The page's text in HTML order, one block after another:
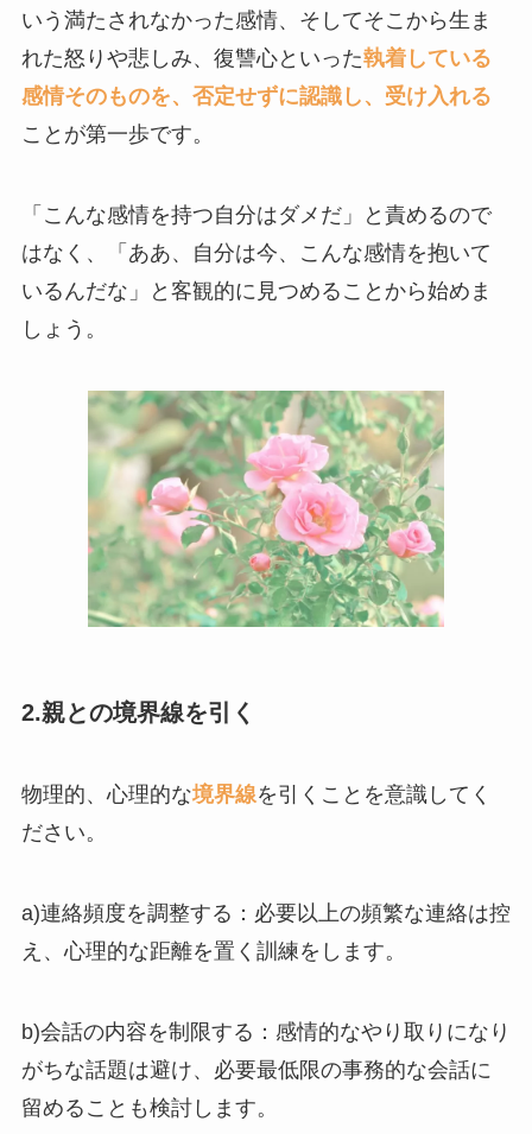
いう満たされなかった感情、そしてそこから生ま
れた怒りや悲しみ、復讐心といった執着している
感情そのものを、否定せずに認識し、受け入れる
ことが第一歩です。
「こんな感情を持つ自分はダメだ」と責めるので
はなく、「ああ、自分は今、こんな感情を抱いて
いるんだな」と客観的に見つめることから始めま
しょう。
2.親との境界線を引く
物理的、心理的な境界線を引くことを意識してく
ださい。
a)連絡頻度を調整する：必要以上の頻繁な連絡は控
え、心理的な距離を置く訓練をします。
b)会話の内容を制限する：感情的なやり取りになり
がちな話題は避け、必要最低限の事務的な会話に
留めることも検討します。